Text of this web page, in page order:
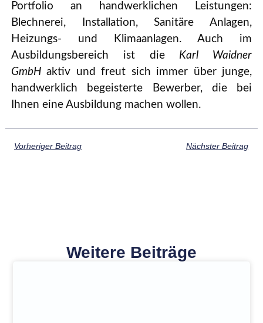
Portfolio an handwerklichen Leistungen:
Blechnerei, Installation, Sanitäre Anlagen,
Heizungs- und Klimaanlagen. Auch im
Ausbildungsbereich ist die Karl Waidner
GmbHaktiv und freut sich immer über junge,
handwerklich begeisterte Bewerber, die bei
Ihnen eine Ausbildung machen wollen.
Vorheriger Beitrag Nächster Beitrag
Weitere Beiträge